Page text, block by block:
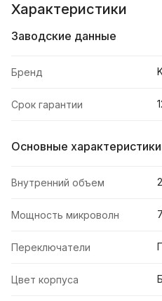
Характеристики
Заводские данные
Бренд
Срок гарантии
Основные характеристики
Внутренний объем
Мощность микроволн
Переключатели
Цвет корпуса